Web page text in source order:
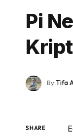
Pi
ByTifa
SHARE